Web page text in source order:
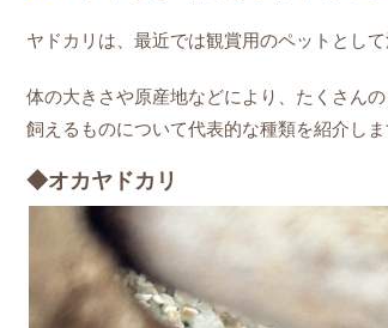
ヤドカリは、最近では観賞用のペットとし
体の大きさや原産地などにより、たくさん
飼えるものについて代表的な種類を紹介しま
◆オカヤドカリ